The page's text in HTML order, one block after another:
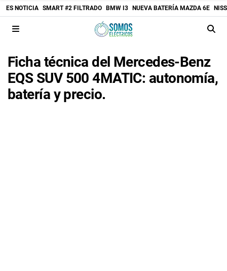
ES NOTICIA SMART #2 FILTRADO BMW I3 NUEVA BATERÍA MAZDA 6E
Ficha técnica del Mercedes-Benz
EQS SUV 500 4MATIC: autonomía,
batería y precio.